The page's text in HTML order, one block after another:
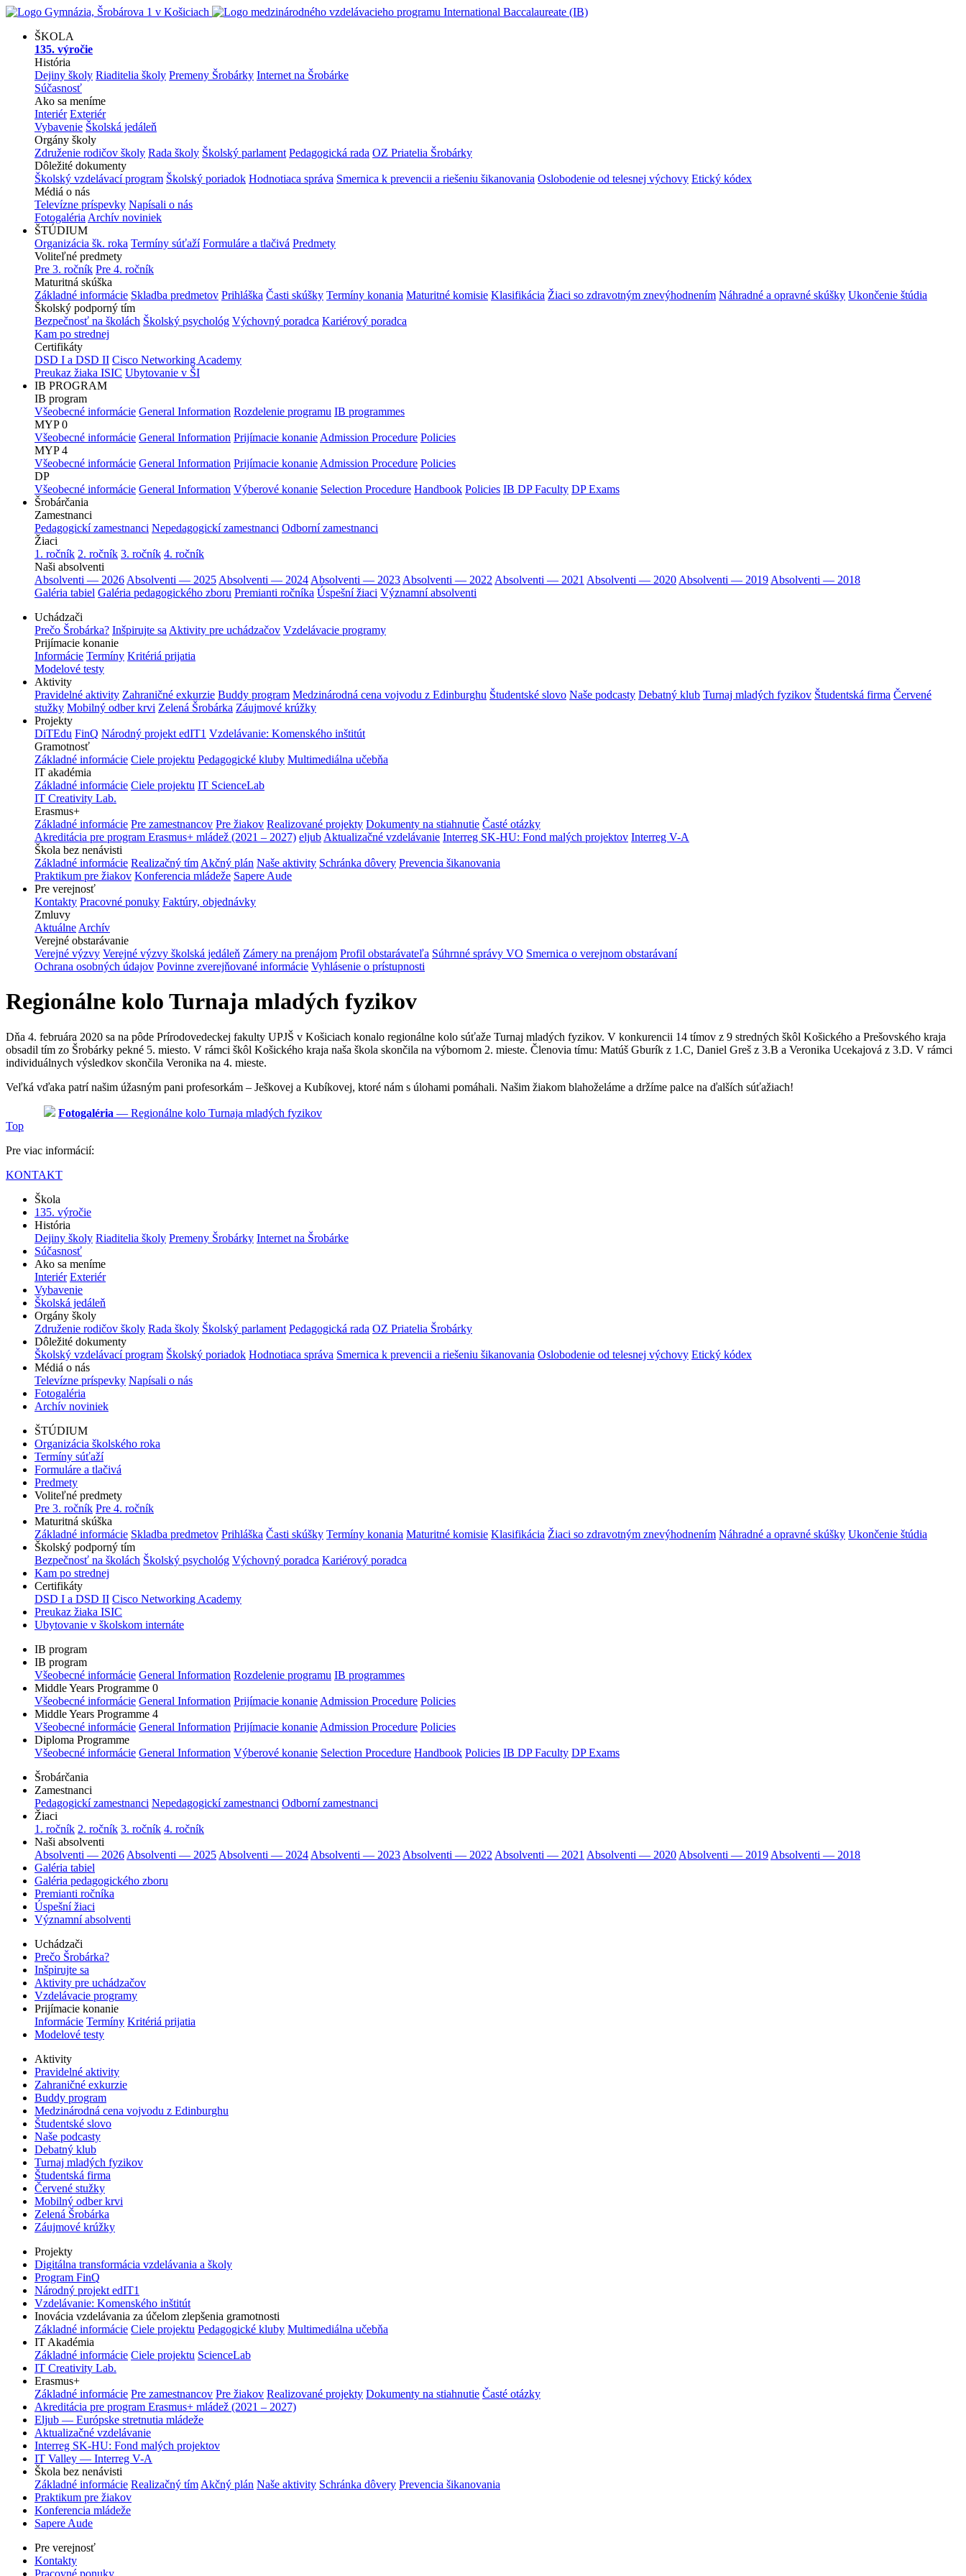
ŠKOLA
135. výročie
História
Dejiny školy Riaditelia školy Premeny Šrobárky Internet na Šrobárke
Súčasnosť
Ako sa meníme
Interiér Exteriér
Vybavenie Školská jedáleň
Orgány školy
Združenie rodičov školy Rada školy Školský parlament Pedagogická rada OZ Priatelia Šrobárky
Dôležité dokumenty
Školský vzdelávací program Školský poriadok Hodnotiaca správa Smernica k prevencii a riešeniu šikanovania Oslobodenie od telesnej výchovy Etický kódex
Médiá o nás
Televízne príspevky Napísali o nás
Fotogaléria Archív noviniek
ŠTÚDIUM
Organizácia šk. roka Termíny súťaží Formuláre a tlačivá Predmety
Voliteľné predmety
Pre 3. ročník Pre 4. ročník
Maturitná skúška
Základné informácie Skladba predmetov Prihláška Časti skúšky Termíny konania Maturitné komisie Klasifikácia Žiaci so zdravotným znevýhodnením Náhradné a opravné skúšky Ukončenie štúdia
Školský podporný tím
Bezpečnosť na školách Školský psychológ Výchovný poradca Kariérový poradca
Kam po strednej
Certifikáty
DSD I a DSD II Cisco Networking Academy
Preukaz žiaka ISIC Ubytovanie v ŠI
IB PROGRAM
IB program
Všeobecné informácie General Information Rozdelenie programu IB programmes
MYP 0
Všeobecné informácie General Information Prijímacie konanie Admission Procedure Policies
MYP 4
Všeobecné informácie General Information Prijímacie konanie Admission Procedure Policies
DP
Všeobecné informácie General Information Výberové konanie Selection Procedure Handbook Policies IB DP Faculty DP Exams
Šrobárčania
Zamestnanci
Pedagogickí zamestnanci Nepedagogickí zamestnanci Odborní zamestnanci
Žiaci
1. ročník 2. ročník 3. ročník 4. ročník
Naši absolventi
Absolventi — 2026 Absolventi — 2025 Absolventi — 2024 Absolventi — 2023 Absolventi — 2022 Absolventi — 2021 Absolventi — 2020 Absolventi — 2019 Absolventi — 2018
Galéria tabiel Galéria pedagogického zboru Premianti ročníka Úspešní žiaci Významní absolventi
Uchádzači
Prečo Šrobárka? Inšpirujte sa Aktivity pre uchádzačov Vzdelávacie programy
Prijímacie konanie
Informácie Termíny Kritériá prijatia
Modelové testy
Aktivity
Pravidelné aktivity Zahraničné exkurzie Buddy program Medzinárodná cena vojvodu z Edinburghu Študentské slovo Naše podcasty Debatný klub Turnaj mladých fyzikov Študentská firma Červené
stužky Mobilný odber krvi Zelená Šrobárka Záujmové krúžky
Projekty
DiTEdu FinQ Národný projekt edIT1 Vzdelávanie: Komenského inštitút
Gramotnosť
Základné informácie Ciele projektu Pedagogické kluby Multimediálna učebňa
IT akadémia
Základné informácie Ciele projektu IT ScienceLab
IT Creativity Lab.
Erasmus+
Základné informácie Pre zamestnancov Pre žiakov Realizované projekty Dokumenty na stiahnutie Časté otázky
Akreditácia pre program Erasmus+ mládež (2021 – 2027) eljub Aktualizačné vzdelávanie Interreg SK-HU: Fond malých projektov Interreg V-A
Škola bez nenávisti
Základné informácie Realizačný tím Akčný plán Naše aktivity Schránka dôvery Prevencia šikanovania
Praktikum pre žiakov Konferencia mládeže Sapere Aude
Pre verejnosť
Kontakty Pracovné ponuky Faktúry, objednávky
Zmluvy
Aktuálne Archív
Verejné obstarávanie
Verejné výzvy Verejné výzvy školská jedáleň Zámery na prenájom Profil obstarávateľa Súhrnné správy VO Smernica o verejnom obstarávaní
Ochrana osobných údajov Povinne zverejňované informácie Vyhlásenie o prístupnosti
Regionálne kolo Turnaja mladých fyzikov
Dňa 4. februára 2020 sa na pôde Prírodovedeckej fakulty UPJŠ v Košiciach konalo regionálne kolo súťaže Turnaj mladých fyzikov. V konkurencii 14 tímov z 9 stredných škôl Košického a Prešovského kraja
obsadil tím zo Šrobárky pekné 5. miesto. V rámci škôl Košického kraja naša škola skončila na výbornom 2. mieste. Členovia tímu: Matúš Gburík z 1.C, Daniel Greš z 3.B a Veronika Ucekajová z 3.D. V rámci
individuálnych výsledkov skončila Veronika na 4. mieste.
Veľká vďaka patrí našim úžasným pani profesorkám – Ješkovej a Kubíkovej, ktoré nám s úlohami pomáhali. Našim žiakom blahoželáme a držíme palce na ďalších súťažiach!
Fotogaléria — Regionálne kolo Turnaja mladých fyzikov
Top
Pre viac informácií:
KONTAKT
Škola
135. výročie
História
Dejiny školy Riaditelia školy Premeny Šrobárky Internet na Šrobárke
Súčasnosť
Ako sa meníme
Interiér Exteriér
Vybavenie
Školská jedáleň
Orgány školy
Združenie rodičov školy Rada školy Školský parlament Pedagogická rada OZ Priatelia Šrobárky
Dôležité dokumenty
Školský vzdelávací program Školský poriadok Hodnotiaca správa Smernica k prevencii a riešeniu šikanovania Oslobodenie od telesnej výchovy Etický kódex
Médiá o nás
Televízne príspevky Napísali o nás
Fotogaléria
Archív noviniek
ŠTÚDIUM
Organizácia školského roka
Termíny súťaží
Formuláre a tlačivá
Predmety
Voliteľné predmety
Pre 3. ročník Pre 4. ročník
Maturitná skúška
Základné informácie Skladba predmetov Prihláška Časti skúšky Termíny konania Maturitné komisie Klasifikácia Žiaci so zdravotným znevýhodnením Náhradné a opravné skúšky Ukončenie štúdia
Školský podporný tím
Bezpečnosť na školách Školský psychológ Výchovný poradca Kariérový poradca
Kam po strednej
Certifikáty
DSD I a DSD II Cisco Networking Academy
Preukaz žiaka ISIC
Ubytovanie v školskom internáte
IB program
IB program
Všeobecné informácie General Information Rozdelenie programu IB programmes
Middle Years Programme 0
Všeobecné informácie General Information Prijímacie konanie Admission Procedure Policies
Middle Years Programme 4
Všeobecné informácie General Information Prijímacie konanie Admission Procedure Policies
Diploma Programme
Všeobecné informácie General Information Výberové konanie Selection Procedure Handbook Policies IB DP Faculty DP Exams
Šrobárčania
Zamestnanci
Pedagogickí zamestnanci Nepedagogickí zamestnanci Odborní zamestnanci
Žiaci
1. ročník 2. ročník 3. ročník 4. ročník
Naši absolventi
Absolventi — 2026 Absolventi — 2025 Absolventi — 2024 Absolventi — 2023 Absolventi — 2022 Absolventi — 2021 Absolventi — 2020 Absolventi — 2019 Absolventi — 2018
Galéria tabiel
Galéria pedagogického zboru
Premianti ročníka
Úspešní žiaci
Významní absolventi
Uchádzači
Prečo Šrobárka?
Inšpirujte sa
Aktivity pre uchádzačov
Vzdelávacie programy
Prijímacie konanie
Informácie Termíny Kritériá prijatia
Modelové testy
Aktivity
Pravidelné aktivity
Zahraničné exkurzie
Buddy program
Medzinárodná cena vojvodu z Edinburghu
Študentské slovo
Naše podcasty
Debatný klub
Turnaj mladých fyzikov
Študentská firma
Červené stužky
Mobilný odber krvi
Zelená Šrobárka
Záujmové krúžky
Projekty
Digitálna transformácia vzdelávania a školy
Program FinQ
Národný projekt edIT1
Vzdelávanie: Komenského inštitút
Inovácia vzdelávania za účelom zlepšenia gramotnosti
Základné informácie Ciele projektu Pedagogické kluby Multimediálna učebňa
IT Akadémia
Základné informácie Ciele projektu ScienceLab
IT Creativity Lab.
Erasmus+
Základné informácie Pre zamestnancov Pre žiakov Realizované projekty Dokumenty na stiahnutie Časté otázky
Akreditácia pre program Erasmus+ mládež (2021 – 2027)
Eljub — Európske stretnutia mládeže
Aktualizačné vzdelávanie
Interreg SK-HU: Fond malých projektov
IT Valley — Interreg V-A
Škola bez nenávisti
Základné informácie Realizačný tím Akčný plán Naše aktivity Schránka dôvery Prevencia šikanovania
Praktikum pre žiakov
Konferencia mládeže
Sapere Aude
Pre verejnosť
Kontakty
Pracovné ponuky